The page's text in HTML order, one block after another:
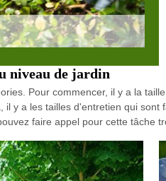
niveau de jardin
Pour commencer, il y a la
y a les tailles d'entretien qui
faire appel pour cette tâche